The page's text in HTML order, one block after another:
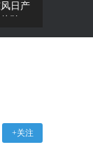
风日产
20
？
+关注